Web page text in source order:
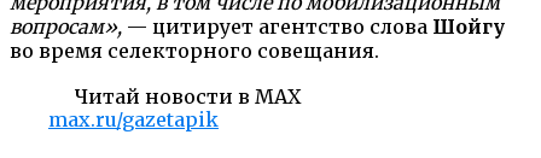
вопросам», — цитирует агентство слова Шойгу
во время селекторного совещания.
Читай новости в MAX
max.ru/gazetapik